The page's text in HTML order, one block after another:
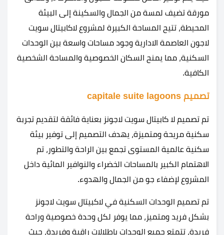
مورقة تضيف لمسة من الجمال والسكينة إلى البيئة
المحيطة، تتيح المساحة الكبيرة لمشروع لاكابيتال سويت
لاجون العاصمة الادارية وجود مساحات واسعة بين الوحدات
السكنية، مما يمنح السكان الخصوصية والمساحة الشخصية
الكافية.
تصميم capitale suite lagoons
تم تصميم لا كابيتال سويت لاجونز بعناية فائقة لتقديم تجربة
سكنية مريحة ومتميزة، يهدف التصميم إلى توفير بيئة
سكنية عالمية المستوى تجمع بين الراحة والتطور، تم
الاهتمام الكبير بالمساحات الخضراء والنوافير المائية داخل
المشروع لإضفاء جو من الجمال والهدوء.
تم تصميم الوحدات السكنية في لاكبيتال سويت لاجونز
بشكل فريد ومتميز، مما يوفر لكل وحدة خصوصية وراحة
فريدة، تتمتع جميع الوحدات بإطلالات راقية وفريدة، حيث